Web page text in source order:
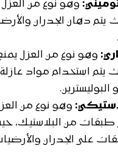
وهو نوع من العزل
يتم دهان الجدران
وهو نوع من العزل
يتم استخدام مواد
البوليسترين.
وهو نوع من
من البلاستيك،
على الجدران